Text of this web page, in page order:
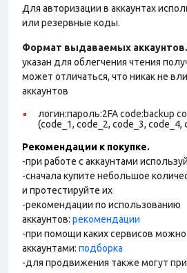
Для авторизации в аккаунтах
или резервные коды.
Формат выдаваемых аккаунтов.
указан для облегчения чтения
может отличаться, что никак не
аккаунтов
логин:пароль:2FA code:backup
(code_1, code_2, code_3, code_4,
Рекомендации к покупке.
-при работе с аккаунтами
-сначала купите небольшое
и протестируйте их
-рекомендации по использованию
аккаунтов: рекомендации
-при помощи каких сервисов можно
аккаунтами: подборка
-для продвижения также могут